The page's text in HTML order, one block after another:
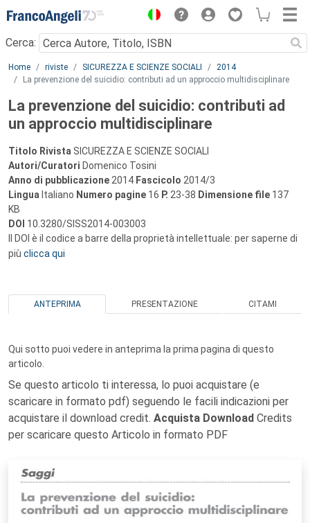
Menu
Cerca:
Main content
Home riviste SICUREZZA E SCIENZE SOCIALI
2014
La prevenzione del suicidio: contributi ad un approccio multidisciplinare
La prevenzione del suicidio: contributi ad
un approccio multidisciplinare
Titolo Rivista SICUREZZA E SCIENZE SOCIALI
Autori/Curatori Domenico Tosini
Anno di pubblicazione 2014 Fascicolo 2014/3
Lingua Italiano Numero pagine 16 P. 23-38 Dimensione file 137
KB
DOI 10.3280/SISS2014-003003
Il DOI è il codice a barre della proprietà intellettuale: per saperne di
più clicca qui
ANTEPRIMA PRESENTAZIONE CITAMI
Qui sotto puoi vedere in anteprima la prima pagina di questo
articolo.
Se questo articolo ti interessa, lo puoi acquistare (e
scaricare in formato pdf) seguendo le facili indicazioni per
acquistare il download credit. Acquista Download Credits
per scaricare questo Articolo in formato PDF